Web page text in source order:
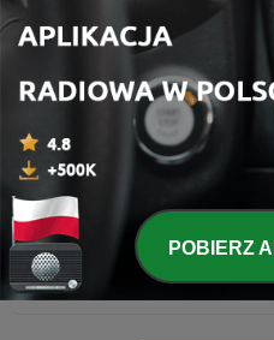
05 sie 2025
Koszty w firmie, co
pogrążyć? - Robert
30 cze 2025
156 - VAT bez żartów, czyli
Robert Mrozek /Puzzle
24 cze 2025
155 - VAT, najbardziej
świata? - Robert Mrozek
17 cze 2025
POBIERZ